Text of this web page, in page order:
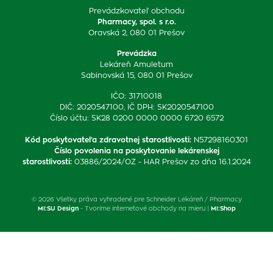
Prevádzkovateľ obchodu
Pharmacy, spol. s r.o.
Oravská 2, 080 01 Prešov
Prevádzka
Lekáreň Amuletum
Sabinovská 15, 080 01 Prešov
IČO: 31710018
DIČ: 2020547100, IČ DPH: SK2020547100
Číslo účtu: SK28 0200 0000 0000 6720 6572
Kód poskytovateľa zdravotnej starostlivosti: N57298160301
Číslo povolenia na poskytovanie lekárenskej
starostlivosti: 03886/2024/OZ - HAR Prešov zo dňa 16.1.2024
© 2026 Všetky práva vyhradené pre Schneider Lekáreň / Pharmacy
MI:SU Design- Tvoríme internetové obchody na mieru | MI:Shop